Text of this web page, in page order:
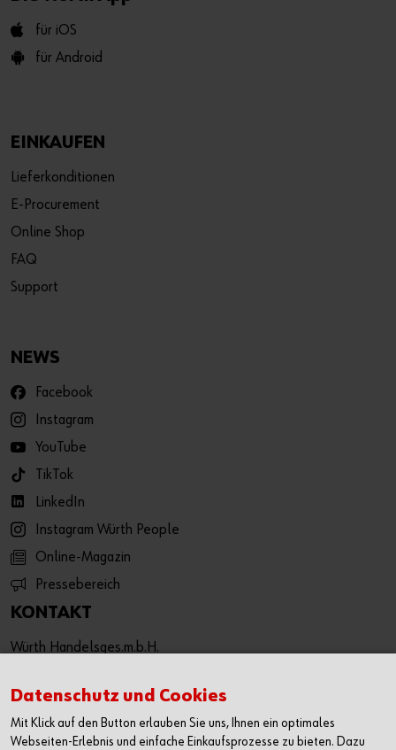
für iOS
für Android
EINKAUFEN
Lieferkonditionen
E-Procurement
Online Shop
FAQ
Support
NEWS
Facebook
Instagram
YouTube
TikTok
LinkedIn
Instagram Würth People
Online-Magazin
Pressebereich
KONTAKT
Würth Handelsges.m.b.H.
3071 Böheimkirchen
T: +43 50 8242 0
Datenschutz und Cookies
Mit Klick auf den Button erlauben Sie uns, Ihnen ein optimales
Webseiten-Erlebnis und einfache Einkaufsprozesse zu bieten. Dazu